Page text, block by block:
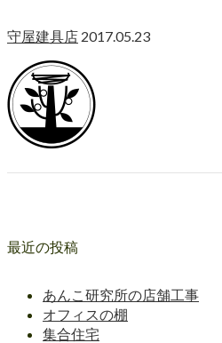
守屋建具店 2017.05.23
最近の投稿
あんこ研究所の店舗工事
オフィスの棚
集合住宅